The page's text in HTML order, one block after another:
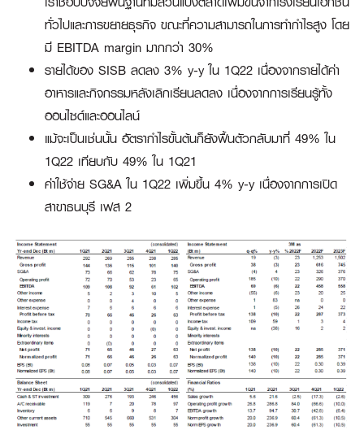
ทั่วไปและการขยายธุรกิจ ขณะที่ความสามารถในการทำกำไรสูง โดย
มี EBITDA margin มากกว่า 30%
รายได้ของ SISB ลดลง 3% y-y ใน 1Q22 เนื่องจากรายได้ค่า
อาหารและกิจกรรมหลังเลิกเรียนลดลง เนื่องจากการเรียนรู้ทั้ง
ออนไซด์และออนไลน์
แม้จะเป็นเช่นนั้น อัตรากำไรขั้นต้นก็ยังฟื้นตัวกลับมาที่ 49% ใน
1Q22 เทียบกับ 49% ใน 1Q21
ค่าใช้จ่าย SG&A ใน 1Q22 เพิ่มขึ้น 4% y-y เนื่องจากการเปิด
สาขาธนบุรี เฟส 2